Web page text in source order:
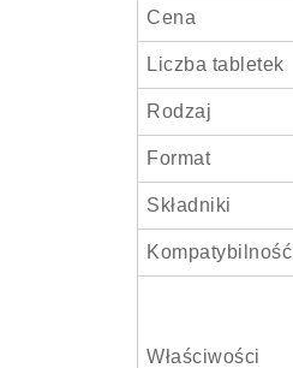
Cena
Liczba tabletek
Rodzaj
Format
Składniki
Kompatybilność
Właściwości